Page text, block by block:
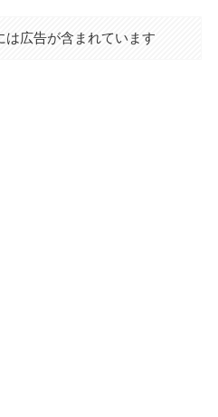
は広告が含まれています